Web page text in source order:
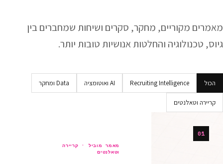
מחקר, סקרים ושיחות שמחברים בין
והחלטות אנושיות טובות יותר.
Recruiting AI ואוטומציה Data ומחקר
קריירה